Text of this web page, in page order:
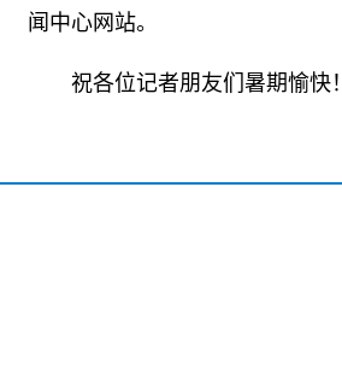
闻中心网站。
祝各位记者朋友们暑期愉快！